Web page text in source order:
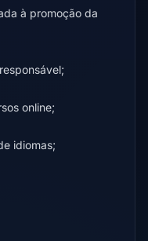
à promoção da
online;
idiomas;